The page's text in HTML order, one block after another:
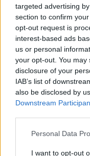
targeted advertising
section to confirm
opt-out request is
interest-based ads
us or personal
your opt-out. You
disclosure of your
IAB’s list of
also be disclosed by
Downstream
Personal Data
I want to opt-out